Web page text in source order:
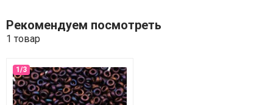
Рекомендуем посмотреть
1 товар